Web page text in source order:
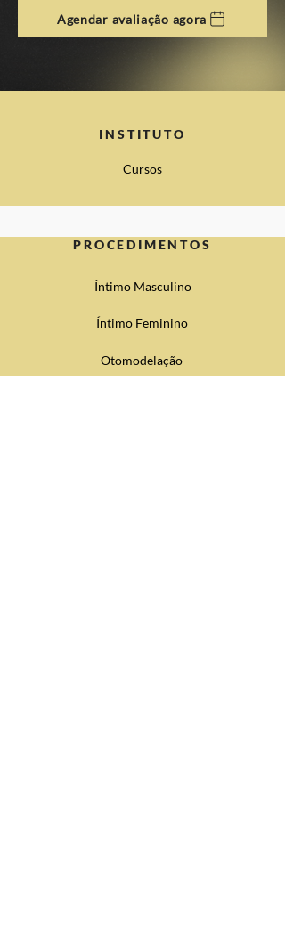
Agendar avaliação agora
INSTITUTO
Cursos
PROCEDIMENTOS
Íntimo Masculino
Íntimo Feminino
Otomodelação